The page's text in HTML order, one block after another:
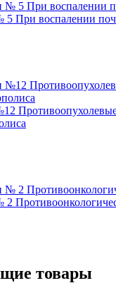
5 При воспалении
товары